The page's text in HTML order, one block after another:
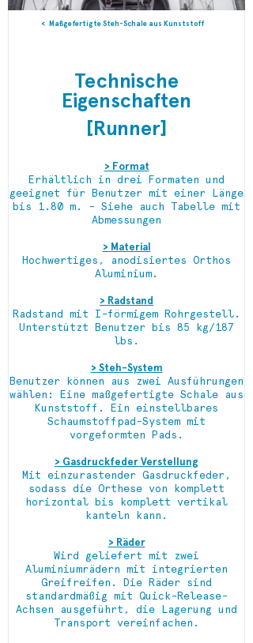
Maßgefertigte Steh-Schale aus Kunststoff
Technische
Eigenschaften
[Runner]
> Format
Erhältlich in drei Formaten und
geeignet für Benutzer mit einer Länge
bis 1.80 m. - Siehe auch Tabelle mit
Abmessungen
> Material
Hochwertiges, anodisiertes Orthos
Aluminium.
> Radstand
Radstand mit I-förmigem Rohrgestell.
Unterstützt Benutzer bis 85 kg/187
lbs.
> Steh-System
Benutzer können aus zwei Ausführungen
wählen: Eine maßgefertigte Schale aus
Kunststoff. Ein einstellbares
Schaumstoffpad-System mit
vorgeformten Pads.
> Gasdruckfeder Verstellung
Mit einzurastender Gasdruckfeder,
sodass die Orthese von komplett
horizontal bis komplett vertikal
kanteln kann.
> Räder
Wird geliefert mit zwei
Aluminiumrädern mit integrierten
Greifreifen. Die Räder sind
standardmäßig mit Quick-Release-
Achsen ausgeführt, die Lagerung und
Transport vereinfachen.